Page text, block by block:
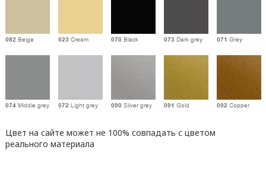
Цвет на сайте может не 100% совпадать с цветом
реального материала